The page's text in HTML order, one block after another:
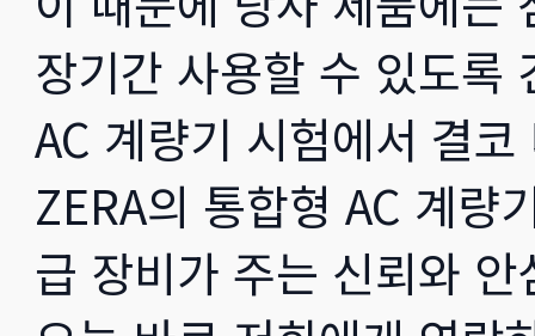
장기간 사용할 수 있도록
AC 계량기 시험에서 결
ZERA의 통합형 AC 계량
급 장비가 주는 신뢰와